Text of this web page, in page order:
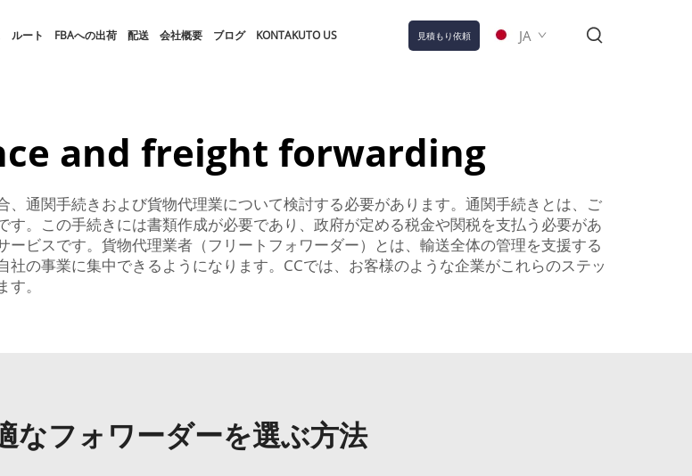
ルート FBAへの出荷 配送 会社概要 ブログ KONTAKUTO US 見積もり依頼 JA
and freight forwarding
通関手続きおよび貨物代理業について検討する必要があります。通関手続きとは、ご
。この手続きには書類作成が必要であり、政府が定める税金や関税を支払う必要があ
ビスです。貨物代理業者（フリートフォワーダー）とは、輸送全体の管理を支援する
の事業に集中できるようになります。CCでは、お客様のような企業がこれらのステッ
。
なフォワーダーを選ぶ方法